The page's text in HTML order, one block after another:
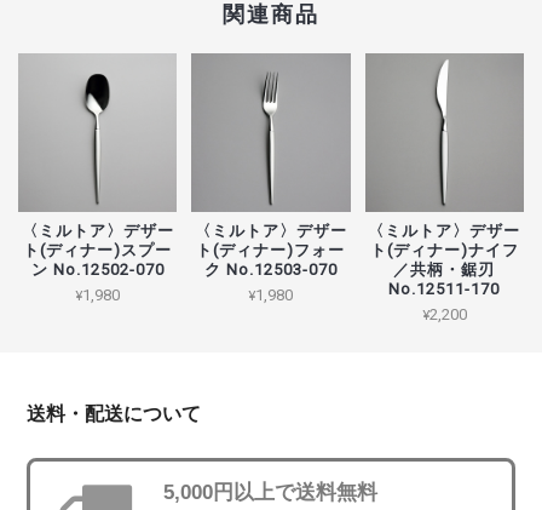
関連商品
〈ミルトア〉デザー
ト(ディナー)スプー
ン No.12502-070
¥1,980
〈ミルトア〉デザー
ト(ディナー)フォー
ク No.12503-070
¥1,980
〈ミルトア〉デザー
ト(ディナー)ナイフ
／共柄・鋸刃
No.12511-170
¥2,200
送料・配送について
5,000円以上で送料無料